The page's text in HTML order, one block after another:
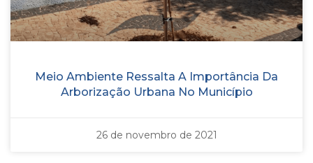
Meio Ambiente Ressalta A Importância Da
Arborização Urbana No Município
26 de novembro de 2021